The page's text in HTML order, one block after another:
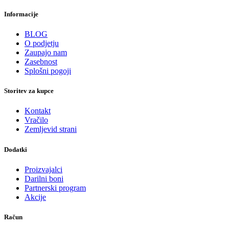
Informacije
BLOG
O podjetju
Zaupajo nam
Zasebnost
Splošni pogoji
Storitev za kupce
Kontakt
Vračilo
Zemljevid strani
Dodatki
Proizvajalci
Darilni boni
Partnerski program
Akcije
Račun